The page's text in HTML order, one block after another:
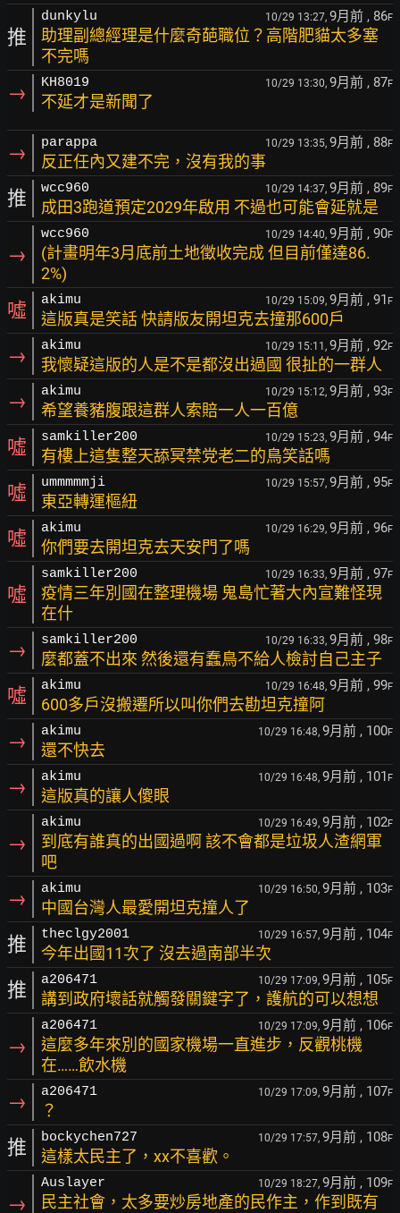
推
dunkylu 10/29 13:27, 9月前 , 86F
助理副總經理是什麼奇葩職位？高階肥貓太多塞
不完嗎
→ KH8019 10/29 13:30, 9月前 , 87F
不延才是新聞了
→ parappa 10/29 13:35, 9月前 , 88F
反正任內又建不完，沒有我的事
推 wcc960 10/29 14:37, 9月前 , 89F
成田3跑道預定2029年啟用 不過也可能會延就是
→
wcc960 10/29 14:40, 9月前 , 90F
(計畫明年3月底前土地徵收完成 但目前僅達86.
2%)
噓 akimu 10/29 15:09, 9月前 , 91 F
這版真是笑話 快請版友開坦克去撞那600戶
→ akimu 10/29 15:11, 9月前 , 92F
我懷疑這版的人是不是都沒出過國 很扯的一群人
→ akimu 10/29 15:12, 9月前 , 93F
希望養豬腹跟這群人索賠一人一百億
噓 samkiller200 10/29 15:23, 9月前 , 94F
有樓上這隻整天舔冥禁党老二的鳥笑話嗎
噓 ummmmmji 10/29 15:57, 9月前 , 95F
東亞轉運樞紐
噓 akimu 10/29 16:29, 9月前 , 96F
你們要去開坦克去天安門了嗎
噓
samkiller200 10/29 16:33, 9月前 , 97F
疫情三年別國在整理機場 鬼島忙著大內宣難怪現
在什
→ samkiller200 10/29 16:33, 9月前 , 98F
麼都蓋不出來 然後還有蠢鳥不給人檢討自己主子
噓 akimu 10/29 16:48, 9月前 , 99F
600多戶沒搬遷所以叫你們去勘坦克撞阿
→ akimu 10/29 16:48, 9月前 , 100F
還不快去
→ akimu 10/29 16:48, 9月前 , 101 F
這版真的讓人傻眼
→
akimu 10/29 16:49, 9月前 , 102F
到底有誰真的出國過啊 該不會都是垃圾人渣網軍
吧
→ akimu 10/29 16:50, 9月前 , 103F
中國台灣人最愛開坦克撞人了
推 theclgy2001 10/29 16:57, 9月前 , 104F
今年出國11次了 沒去過南部半次
推 a206471 10/29 17:09, 9月前 , 105F
講到政府壞話就觸發關鍵字了，護航的可以想想
→
a206471 10/29 17:09, 9月前 , 106F
這麼多年來別的國家機場一直進步，反觀桃機
在……飲水機
→ a206471 10/29 17:09, 9月前 , 107F
？
推 bockychen727 10/29 17:57, 9月前 , 108F
這樣太民主了，xx不喜歡。
→
Auslayer 10/29 18:27, 9月前 , 109F
民主社會，太多要炒房地產的民作主，作到既有